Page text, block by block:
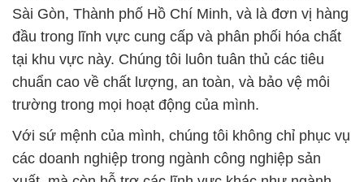
Sài Gòn, Thành phố Hồ Chí Minh, và là đơn vị hàng
đầu trong lĩnh vực cung cấp và phân phối hóa chất
tại khu vực này. Chúng tôi luôn tuân thủ các tiêu
chuẩn cao về chất lượng, an toàn, và bảo vệ môi
trường trong mọi hoạt động của mình.
Với sứ mệnh của mình, chúng tôi không chỉ phục vụ
các doanh nghiệp trong ngành công nghiệp sản